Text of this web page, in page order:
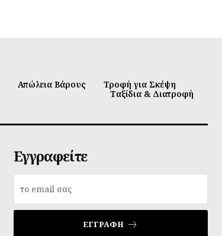
Απώλεια Βάρους
Τροφή για Σκέψη
Ταξίδια & Διατροφή
Εγγραφείτε
ΕΓΓΡΑΦΉ